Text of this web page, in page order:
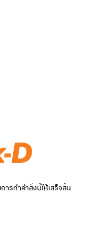
รทำคำสั่งนี้ให้เสร็จสิ้น